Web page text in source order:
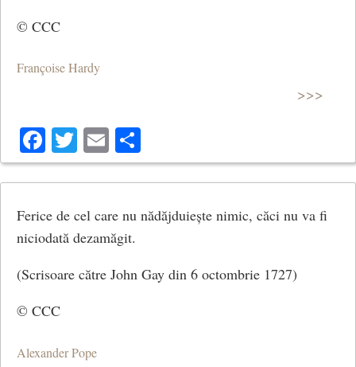
© CCC
Françoise Hardy
>>>
Facebook
Twitter
Email
Ferice de cel care nu nădăjduiește nimic, căci nu va fi
niciodată dezamăgit.
(Scrisoare către John Gay din 6 octombrie 1727)
© CCC
Alexander Pope